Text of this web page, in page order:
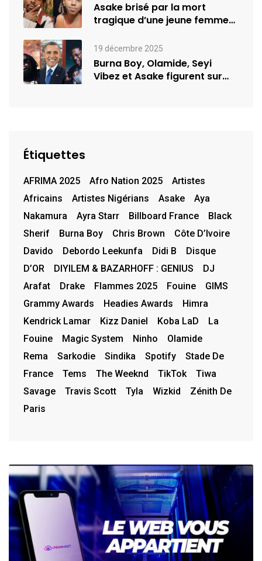
Asake brisé par la mort
tragique d’une jeune femme
19 décembre 2025
Burna Boy, Olamide, Seyi
Vibez et Asake figurent sur
Étiquettes
AFRIMA 2025 Afro Nation 2025
Artistes
Africains
Artistes Nigérians Asake
Aya
Nakamura
Ayra Starr Billboard France
Black
Sherif
Burna Boy Chris Brown
Côte D’Ivoire
Davido
Debordo Leekunfa Didi B
Disque
D’OR
DIYILEM & BAZARHOFF : GENIUS
DJ
Arafat
Drake Flammes 2025 Fouine
GIMS
Grammy Awards
Headies Awards
Himra
Kendrick Lamar
Kizz Daniel Koba LaD
La
Fouine
Magic System Ninho
Olamide
Rema
Sarkodie Sindika Spotify
Stade De
France
Tems The Weeknd TikTok
Tiwa
Savage
Travis Scott Tyla Wizkid
Zénith De
Paris